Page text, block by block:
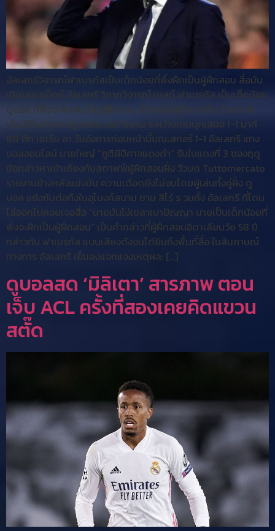
อัลเลกรีวิจารณ์ฟาเบรกัสเป็นเด็กน้อยที่พึ่งฝึกเป็นผู้ฝึกสอน สื่อมัน
เปิดเผย แม็กซ์ อัลเลกรี วิภาควิจารณ์ เชสก์ ฟาเบรกัส เป็นเด็กน้อย
ดูบอล ที่พึ่งจะฝึกฝนเป็นผู้ฝึกสอน ข้างหลังผู้จัดการทีม วัวบด ล้ำ
เส้นวิธีไปก่อกวนผู้เล่นฝั่ง เอซี มิลาน ระหว่างเกมบุกเสมอ 1-1 นาที
80 ศึก เซเรีย อา วันอังคารก่อนหน้านี้ขณะสกอร์ 1-1 อัลเลกรี แทง
บอลออนไลน์ นายใหญ่ “ภูติผีปีศาจแดงดำ” รับใบแดงที่ 3 ของฤดู
ข้อกล่าวหาเข้าเถียงกับสตาฟฟ์ผู้ฝึกสอนฝั่ง วัวบด Tuttomercato
รายงานข้างหลังแข่งขัน ความเดือดยังไม่จบโดยผู้เล่นทั้งคู่ฝั่ง ดู
บอล แย้งกันต่อถึงในอุโมงค์สนาม ซาน สิโร่ ร วมทั้ง อัลเลกรี ที่โดน
ไล่ออกไปคอยเจอสื่อ “นายมันโง่เขลาเบาปัญญา นายเป็นเด็กน้อยที่
พึ่งจะฝึกเป็นผู้ฝึกสอน” เป็นคำกล่าวที่ผู้ฝึกสอนอิตาเลียนวัย 58 ปี
กล่าวกับ ฟาเบรกัส แบบเสียงดังจนได้ยินถึงพื้นที่สื่อ ในสัมภาษณ์
ทางการ อัลเลกรี เย็นลงแจกแจงเหตุผล: […]
ดูบอลสด ‘มิลิเตา’ สารภาพ ตอน
เจ็บ ACL ครั้งที่สองเคยคิดแขวน
สตั๊ด